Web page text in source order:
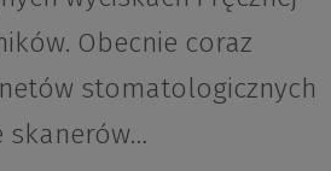
Obecnie coraz
stomatologicznych
skanerów…